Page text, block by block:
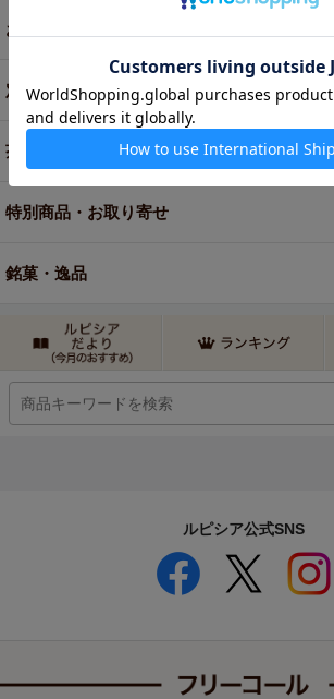
お買い得商品
定期便
茶器・オリジナルグッズ
特別商品・お取り寄せ
銘菓・逸品
ルピシア公式SNS